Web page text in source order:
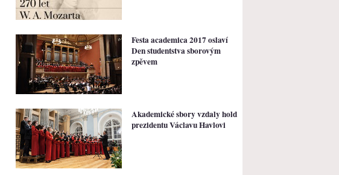
Festa academica 2017 oslaví
Den studentstva sborovým
zpěvem
Akademické sbory vzdaly hold
prezidentu Václavu Havlovi